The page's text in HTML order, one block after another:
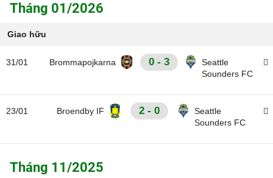
Tháng 01/2026
Giao hữu
31/01 Brommapojkarna 0 - 3
Seattle
Sounders FC
23/01 Broendby IF 2 - 0
Seattle
Sounders FC
Tháng 11/2025